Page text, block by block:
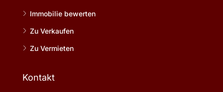
Immobilie bewerten
Zu Verkaufen
Zu Vermieten
Kontakt